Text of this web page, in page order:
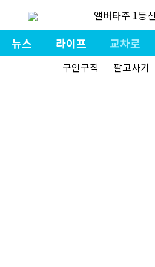
앨버타주 1등
뉴스 라이프 교차로
구인구직 팔고사기